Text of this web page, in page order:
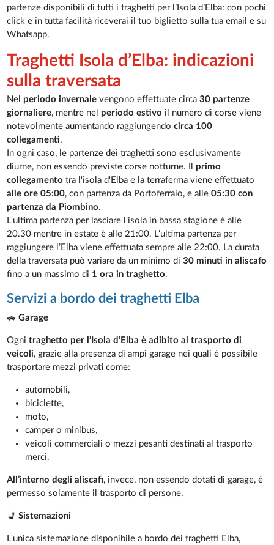
partenze disponibili di tutti i traghetti per l’Isola d’Elba: con pochi
click e in tutta facilità riceverai il tuo biglietto sulla tua email e su
Whatsapp.
Traghetti Isola d’Elba: indicazioni
sulla traversata
Nel periodo invernale vengono effettuate circa30 partenze
giornaliere, mentre nel periodo estivo il numero di corse viene
notevolmente aumentando raggiungendocirca 100
collegamenti.
In ogni caso, le partenze dei traghetti sono esclusivamente
diurne, non essendo previste corse notturne. Il primo
collegamento tra l'isola d'Elba e la terraferma viene effettuato
alle ore 05:00, con partenza da Portoferraio, e alle05:30 con
partenza da Piombino.
L'ultima partenza per lasciare l'isola in bassa stagione è alle
20.30 mentre in estate è alle 21:00. L'ultima partenza per
raggiungere l’Elba viene effettuata sempre alle 22:00. La durata
della traversata può variare da un minimo di30 minuti in aliscafo
fino a un massimo di 1 ora in traghetto.
Servizi a bordo dei traghetti Elba
🚗Garage
Ognitraghetto per l’Isola d’Elba è adibito al trasporto di
veicoli, grazie alla presenza di ampi garage nei quali è possibile
trasportare mezzi privati come:
automobili,
biciclette,
moto,
camper o minibus,
veicoli commerciali o mezzi pesanti destinati al trasporto
merci.
All’interno degli aliscafi, invece, non essendo dotati di garage, è
permesso solamente il trasporto di persone.
💺Sistemazioni
L'unica sistemazione disponibile a bordo dei traghetti Elba,